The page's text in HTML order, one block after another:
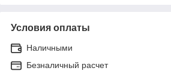
Условия оплаты
Наличными
Безналичный расчет